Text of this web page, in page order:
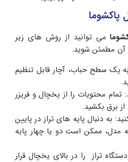
پاکشوما
می توانید از روش های زیر
آن مطمئن شوید.
به یک سطح حباب، آچار قابل تنظیم
تمام محتویات را از یخچال و فریزر
برق بکشید.
به دنبال پایه های تراز در پایین
مدل، ممکن است دو یا چهار پایه
تراز را در بالای یخچال قرار